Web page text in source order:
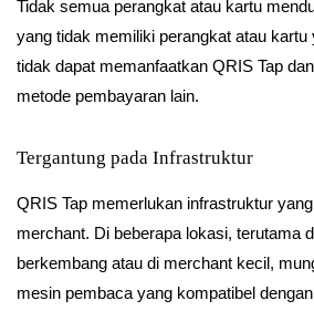
Tidak semua perangkat atau kartu
yang tidak memiliki perangkat atau
tidak dapat memanfaatkan QRIS Tap
metode pembayaran lain.
Tergantung pada Infrastruktur
QRIS Tap memerlukan infrastruktur
merchant. Di beberapa lokasi, terutama
berkembang atau di merchant kecil,
mesin pembaca yang kompatibel